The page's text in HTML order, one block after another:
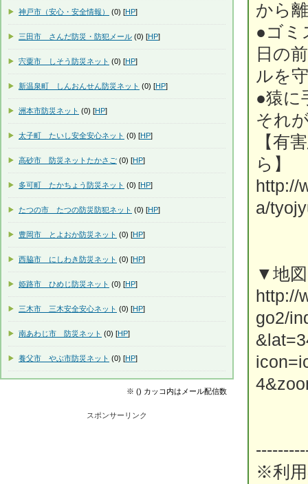
から
●ゴミ
日の
ルを
●猿に
それ
【有
ら
http://
a/
▼地
http://
go2/
※利用
神戸市（安心・安全情報） (0) [HP]
三田市 さんだ防災・防犯メール (0) [HP]
宍粟市 しそう防災ネット (0) [HP]
新温泉町 しんおんせん防災ネット (0) [HP]
洲本市防災ネット (0) [HP]
太子町 たいし安全安心ネット (0) [HP]
高砂市 防災ネットたかさご (0) [HP]
多可町 たかちょう防災ネット (0) [HP]
たつの市 たつの防災防犯ネット (0) [HP]
豊岡市 とよおか防災ネット (0) [HP]
西脇市 にしわき防災ネット (0) [HP]
姫路市 ひめじ防災ネット (0) [HP]
三木市 三木安全安心ネット (0) [HP]
南あわじ市 防災ネット (0) [HP]
養父市 やぶ市防災ネット (0) [HP]
※ () カッコ内はメール配信数
スポンサーリンク